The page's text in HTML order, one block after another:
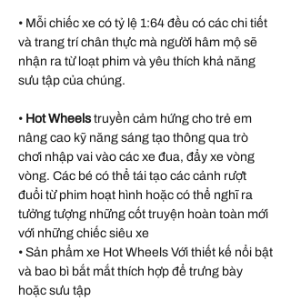
• Mỗi chiếc xe có tỷ lệ 1:64 đều có các chi tiết
và trang trí chân thực mà người hâm mộ sẽ
nhận ra từ loạt phim và yêu thích khả năng
sưu tập của chúng.
• Hot Wheelstruyền cảm hứng cho trẻ em
nâng cao kỹ năng sáng tạo thông qua trò
chơi nhập vai vào các xe đua, đẩy xe vòng
vòng. Các bé có thể tái tạo các cảnh rượt
đuổi từ phim hoạt hình hoặc có thể nghĩ ra
tưởng tượng những cốt truyện hoàn toàn mới
với những chiếc siêu xe
• Sản phẩm xe Hot Wheels Với thiết kế nổi bật
và bao bì bắt mắt thích hợp để trưng bày
hoặc sưu tập